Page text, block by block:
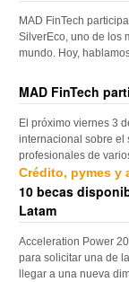
MAD FinTech
SilverEco, uno de los
mundo. Hoy,
MAD FinTech
El próximo viernes 3
internacional sobre el
profesionales de
Crédito, pymes y
10 becas
Latam
Acceleration Power
para solicitar una de
llegar a una nueva